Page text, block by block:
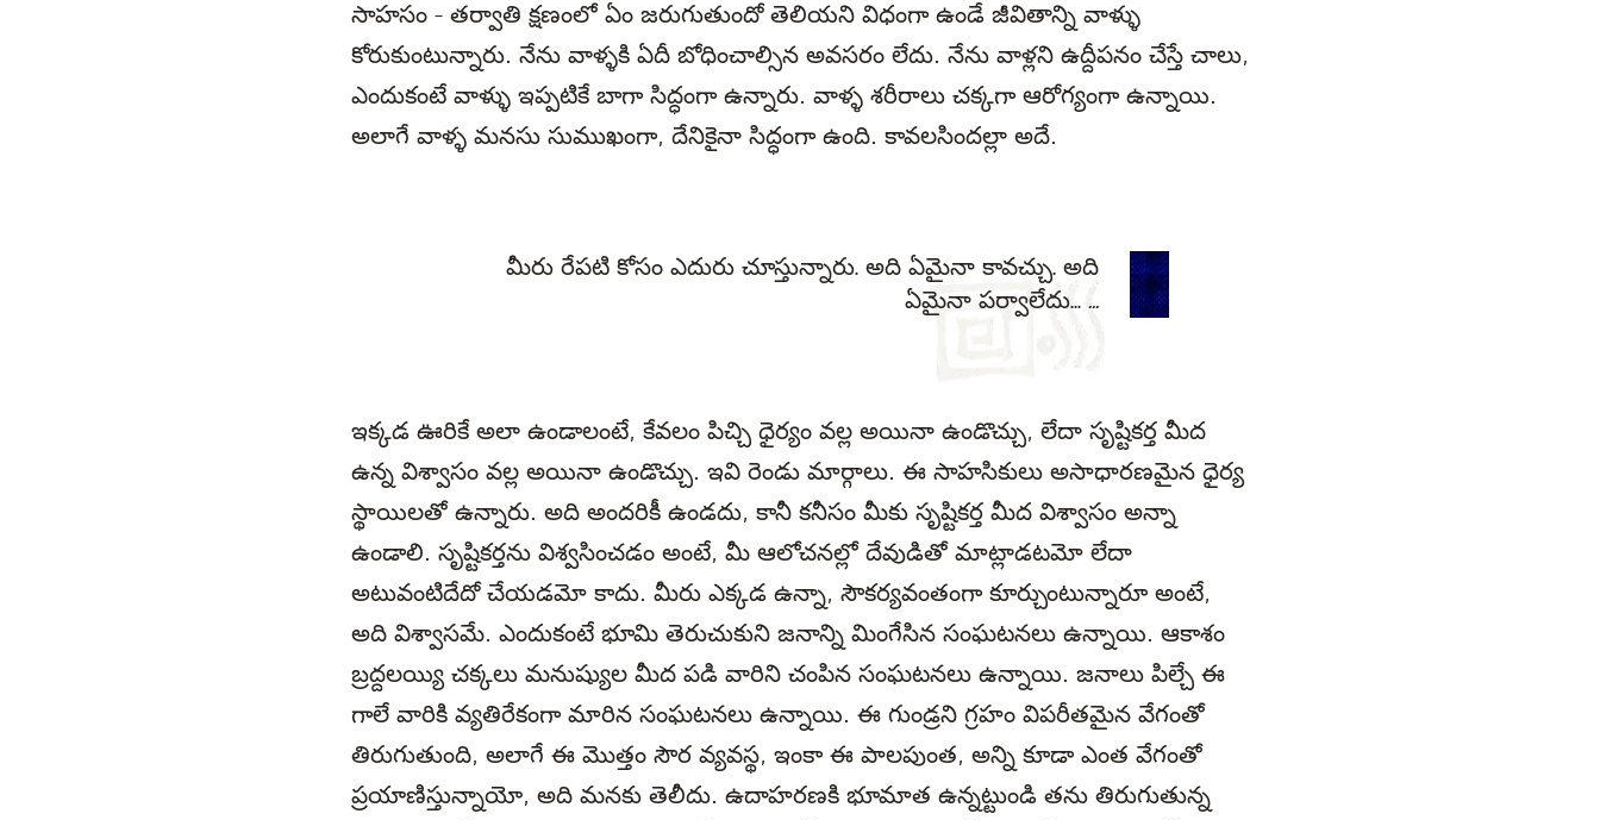
సాహసం - తర్వాతి క్షణంలో ఏం జరుగుతుందో తెలియని విధంగా ఉండే జీవితాన్ని వాళ్ళు
కోరుకుంటున్నారు. నేను వాళ్ళకి ఏదీ బోధించాల్సిన అవసరం లేదు. నేను వాళ్లని ఉద్దీపనం చేస్తే చాలు,
ఎందుకంటే వాళ్ళు ఇప్పటికే బాగా సిద్ధంగా ఉన్నారు. వాళ్ళ శరీరాలు చక్కగా ఆరోగ్యంగా ఉన్నాయి.
అలాగే వాళ్ళ మనసు సుముఖంగా, దేనికైనా సిద్ధంగా ఉంది. కావలసిందల్లా అదే.
మీరు రేపటి కోసం ఎదురు చూస్తున్నారు. అది ఏమైనా కావచ్చు. అది
ఏమైనా పర్వాలేదు......
ఇక్కడ ఊరికే అలా ఉండాలంటే, కేవలం పిచ్చి ధైర్యం వల్ల అయినా ఉండొచ్చు, లేదా సృష్టికర్త మీద
ఉన్న విశ్వాసం వల్ల అయినా ఉండొచ్చు. ఇవి రెండు మార్గాలు. ఈ సాహసికులు అసాధారణమైన ధైర్య
స్థాయిలతో ఉన్నారు. అది అందరికీ ఉండదు, కానీ కనీసం మీకు సృష్టికర్త మీద విశ్వాసం అన్నా
ఉండాలి. సృష్టికర్తను విశ్వసించడం అంటే, మీ ఆలోచనల్లో దేవుడితో మాట్లాడటమో లేదా
అటువంటిదేదో చేయడమో కాదు. మీరు ఎక్కడ ఉన్నా, సౌకర్యవంతంగా కూర్చుంటున్నారూ అంటే,
అది విశ్వాసమే. ఎందుకంటే భూమి తెరుచుకుని జనాన్ని మింగేసిన సంఘటనలు ఉన్నాయి. ఆకాశం
బ్రద్దలయ్యి చక్కలు మనుష్యుల మీద పడి వారిని చంపిన సంఘటనలు ఉన్నాయి. జనాలు పిల్చే ఈ
గాలే వారికి వ్యతిరేకంగా మారిన సంఘటనలు ఉన్నాయి. ఈ గుండ్రని గ్రహం విపరీతమైన వేగంతో
తిరుగుతుంది, అలాగే ఈ మొత్తం సౌర వ్యవస్థ, ఇంకా ఈ పాలపుంత, అన్ని కూడా ఎంత వేగంతో
ప్రయాణిస్తున్నాయో, అది మనకు తెలీదు. ఉదాహరణకి భూమాత ఉన్నట్టుండి తను తిరుగుతున్న